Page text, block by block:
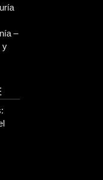
–
y